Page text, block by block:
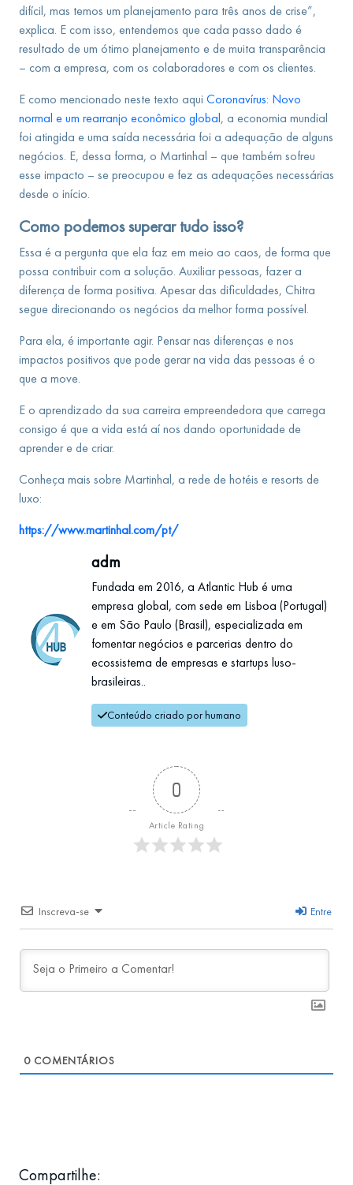
difícil, mas temos um planejamento para três anos de crise”,
explica. E com isso, entendemos que cada passo dado é
resultado de um ótimo planejamento e de muita transparência
– com a empresa, com os colaboradores e com os clientes.
E como mencionado neste texto aqui Coronavírus: Novo
normal e um rearranjo econômico global, a economia mundial
foi atingida e uma saída necessária foi a adequação de alguns
negócios. E, dessa forma, o Martinhal – que também sofreu
esse impacto – se preocupou e fez as adequações necessárias
desde o início.
Como podemos superar tudo isso?
Essa é a pergunta que ela faz em meio ao caos, de forma que
possa contribuir com a solução. Auxiliar pessoas, fazer a
diferença de forma positiva. Apesar das dificuldades, Chitra
segue direcionando os negócios da melhor forma possível.
Para ela, é importante agir. Pensar nas diferenças e nos
impactos positivos que pode gerar na vida das pessoas é o
que a move.
E o aprendizado da sua carreira empreendedora que carrega
consigo é que a vida está aí nos dando oportunidade de
aprender e de criar.
Conheça mais sobre Martinhal, a rede de hotéis e resorts de
luxo:
https://www.martinhal.com/pt/
adm
Fundada em 2016, a Atlantic Hub é uma
empresa global, com sede em Lisboa (Portugal)
e em São Paulo (Brasil), especializada em
fomentar negócios e parcerias dentro do
ecossistema de empresas e startups luso-
brasileiras..
Conteúdo criado por humano
0
Article Rating
Inscreva-se Entre
0 COMENTÁRIOS
Compartilhe: